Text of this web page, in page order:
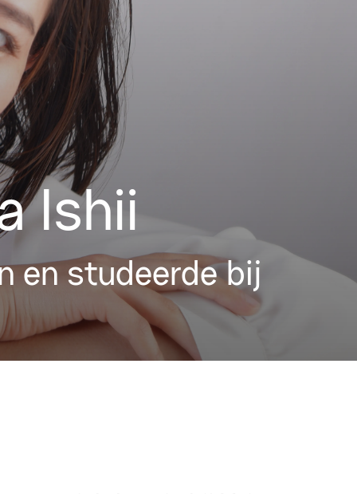
Ishii
en studeerde bij